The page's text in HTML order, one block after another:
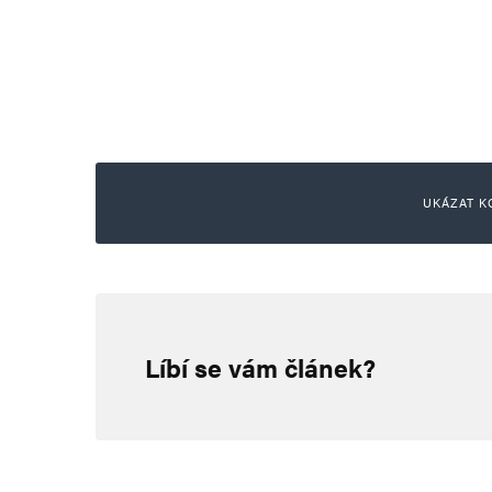
UKÁZAT
A pane Moc vy si sezente
Líbí se vám článek?